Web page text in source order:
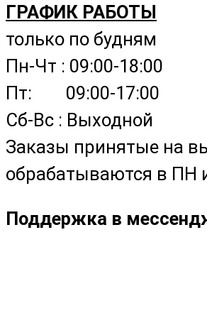
ГРАФИК РАБОТЫ
только по будням
Пн-Чт : 09:00-18:00
Пт: 09:00-17:00
Сб-Вс : Выходной
Заказы принятые на
обрабатываются в ПН
Поддержка в